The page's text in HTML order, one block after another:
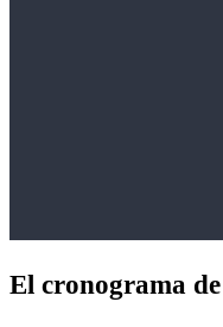
El cronograma